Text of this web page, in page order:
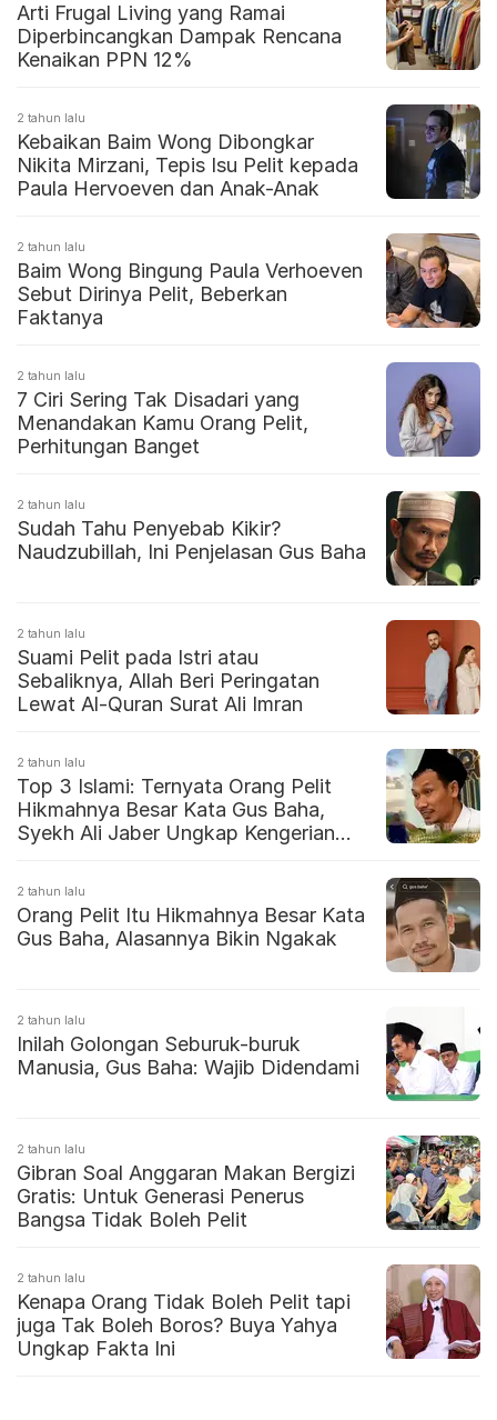
Arti Frugal Living yang Ramai
Diperbincangkan Dampak Rencana
Kenaikan PPN 12%
2 tahun lalu
Kebaikan Baim Wong Dibongkar
Nikita Mirzani, Tepis Isu Pelit kepada
Paula Hervoeven dan Anak-Anak
2 tahun lalu
Baim Wong Bingung Paula Verhoeven
Sebut Dirinya Pelit, Beberkan
Faktanya
2 tahun lalu
7 Ciri Sering Tak Disadari yang
Menandakan Kamu Orang Pelit,
Perhitungan Banget
2 tahun lalu
Sudah Tahu Penyebab Kikir?
Naudzubillah, Ini Penjelasan Gus Baha
2 tahun lalu
Suami Pelit pada Istri atau
Sebaliknya, Allah Beri Peringatan
Lewat Al-Quran Surat Ali Imran
2 tahun lalu
Top 3 Islami: Ternyata Orang Pelit
Hikmahnya Besar Kata Gus Baha,
Syekh Ali Jaber Ungkap Kengerian
2 tahun lalu
Orang Pelit Itu Hikmahnya Besar Kata
Gus Baha, Alasannya Bikin Ngakak
2 tahun lalu
Inilah Golongan Seburuk-buruk
Manusia, Gus Baha: Wajib Didendami
2 tahun lalu
Gibran Soal Anggaran Makan Bergizi
Gratis: Untuk Generasi Penerus
Bangsa Tidak Boleh Pelit
2 tahun lalu
Kenapa Orang Tidak Boleh Pelit tapi
juga Tak Boleh Boros? Buya Yahya
Ungkap Fakta Ini